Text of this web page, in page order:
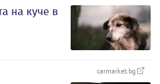
на куче в
carmarket.bg